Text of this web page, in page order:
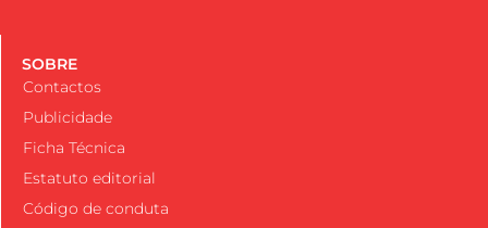
SOBRE
Contactos
Publicidade
Ficha Técnica
Estatuto editorial
Código de conduta